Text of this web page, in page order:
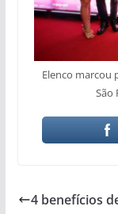
Elenco marcou
São
4 benefícios